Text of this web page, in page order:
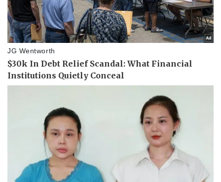
Doanh nghiệp
Thông tin doanh nghiệp
Doanh nghiệp 24h
Doanh nhân
Sành điệu
Tin Công nghệ
Trải nghiệm
Chuyển đổi số